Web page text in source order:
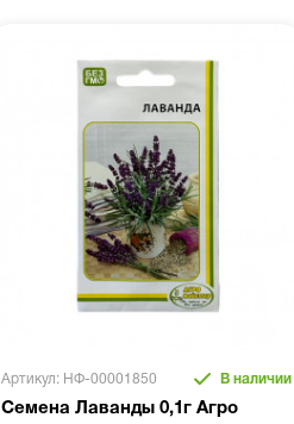
Артикул: НФ-00001850 В наличии
Семена Лаванды 0,1г Агро